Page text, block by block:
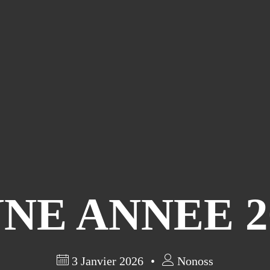
ANNEE
3 Janvier 2026 Nonoss